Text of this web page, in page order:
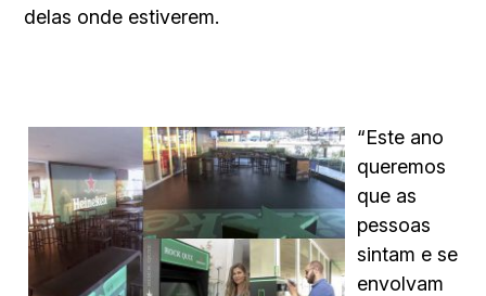
delas onde estiverem.
“Este ano
queremos
que as
pessoas
sintam e se
envolvam